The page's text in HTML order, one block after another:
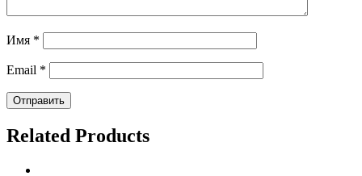
Имя *
Email *
Related Products